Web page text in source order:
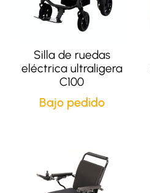
Silla de ruedas
eléctrica ultraligera
C100
Bajo pedido